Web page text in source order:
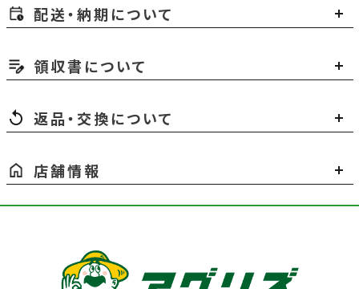
配送・納期について
領収書について
返品・交換について
店舗情報